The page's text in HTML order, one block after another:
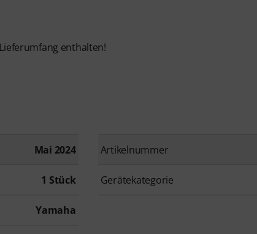
enthalten!
Mai 2024 Artikelnummer
1 Stück Gerätekategorie
Yamaha